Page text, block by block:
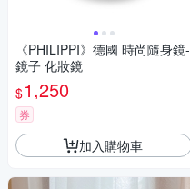
《PHILIPPI》德國 時尚隨身鏡-
鏡子 化妝鏡
$1,250
券
加入購物車